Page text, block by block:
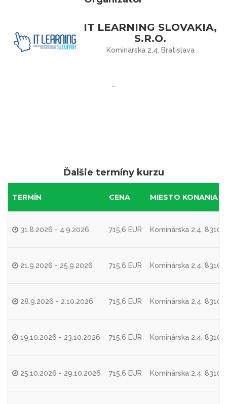
IT LEARNING SLOVAKIA,
S.R.O.
Kominárska 2,4, Bratislava
Ďalšie termíny kurzu
TERMÍN CENA MIESTO KONANIA
31.8.2026 - 4.9.2026 715,6 EUR Kominárska 2,4,
21.9.2026 - 25.9.2026 715,6 EUR Kominárska 2,4,
28.9.2026 - 2.10.2026 715,6 EUR Kominárska 2,4,
19.10.2026 - 23.10.2026 715,6 EUR Kominárska 2,4,
25.10.2026 - 29.10.2026 715,6 EUR Kominárska 2,4,